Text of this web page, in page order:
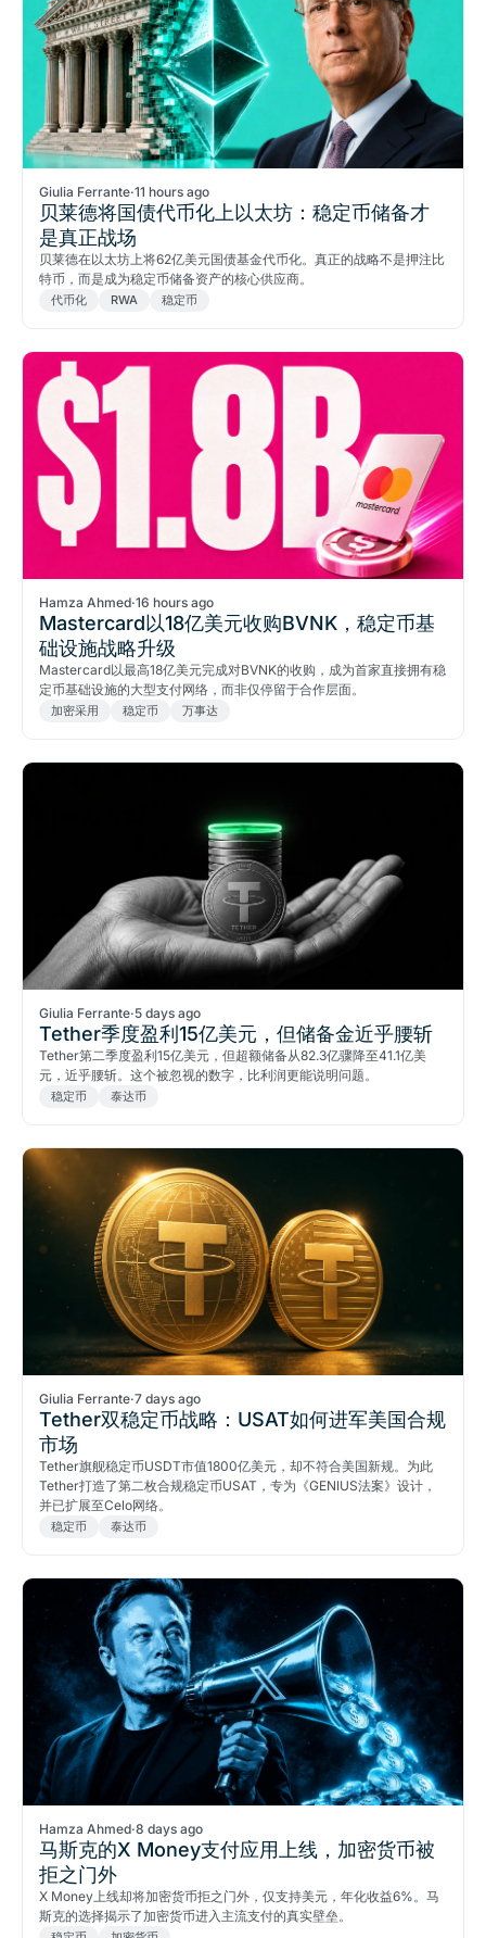
Giulia Ferrante·11 hours ago
贝莱德将国债代币化上以太坊：稳定币储备才
是真正战场
贝莱德在以太坊上将62亿美元国债基金代币化。真正的战略不是押注比
特币，而是成为稳定币储备资产的核心供应商。
代币化 RWA 稳定币
Hamza Ahmed·16 hours ago
Mastercard以18亿美元收购BVNK，稳定币基
础设施战略升级
Mastercard以最高18亿美元完成对BVNK的收购，成为首家直接拥有稳
定币基础设施的大型支付网络，而非仅停留于合作层面。
加密采用 稳定币 万事达
Giulia Ferrante·5 days ago
Tether季度盈利15亿美元，但储备金近乎腰斩
Tether第二季度盈利15亿美元，但超额储备从82.3亿骤降至41.1亿美
元，近乎腰斩。这个被忽视的数字，比利润更能说明问题。
稳定币 泰达币
Giulia Ferrante·7 days ago
Tether双稳定币战略：USAT如何进军美国合规
市场
Tether旗舰稳定币USDT市值1800亿美元，却不符合美国新规。为此
Tether打造了第二枚合规稳定币USAT，专为《GENIUS法案》设计，
并已扩展至Celo网络。
稳定币 泰达币
Hamza Ahmed·8 days ago
马斯克的X Money支付应用上线，加密货币被
拒之门外
X Money上线却将加密货币拒之门外，仅支持美元，年化收益6%。马
斯克的选择揭示了加密货币进入主流支付的真实壁垒。